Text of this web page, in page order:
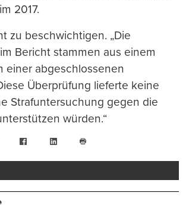
2017.
zu beschwichtigen. „Die
Bericht stammen aus einem
einer abgeschlossenen
Überprüfung lieferte keine
Strafuntersuchung gegen die
würden.“
Twitter FacebookLinkedIn
drucken